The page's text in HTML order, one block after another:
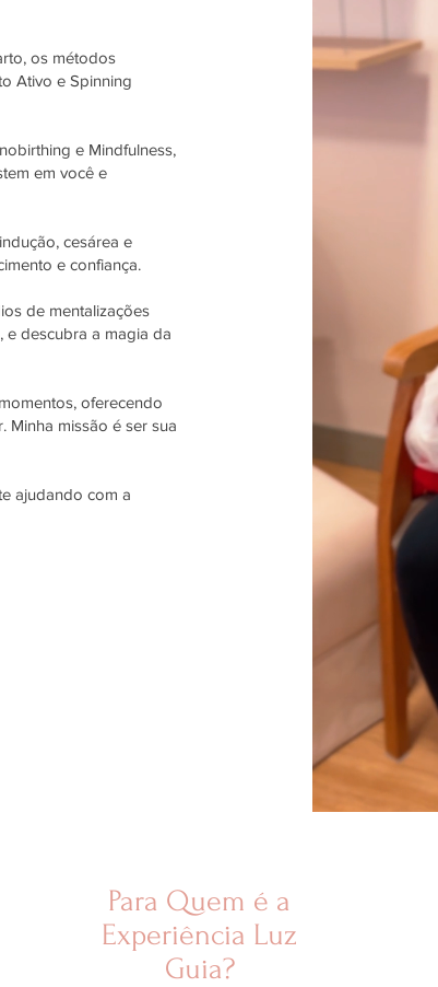
os métodos
Ativo e Spinning
e Mindfulness,
em você e
cesárea e
e confiança.
de mentalizações
e descubra a magia da
oferecendo
Minha missão é ser sua
ajudando com a
Para Quem é a
Experiência Luz
Guia?